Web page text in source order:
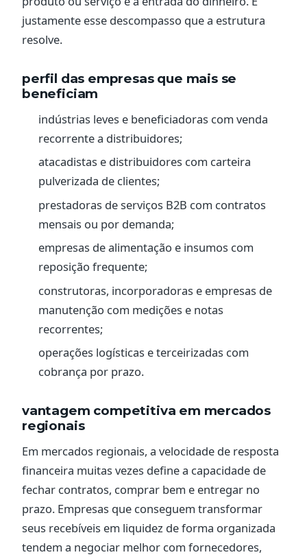
justamente esse descompasso que a estrutura
resolve.
perfil das empresas que mais se
beneficiam
indústrias leves e beneficiadoras com venda
recorrente a distribuidores;
atacadistas e distribuidores com carteira
pulverizada de clientes;
prestadoras de serviços B2B com contratos
mensais ou por demanda;
empresas de alimentação e insumos com
reposição frequente;
construtoras, incorporadoras e empresas de
manutenção com medições e notas
recorrentes;
operações logísticas e terceirizadas com
cobrança por prazo.
vantagem competitiva em mercados
regionais
Em mercados regionais, a velocidade de resposta
financeira muitas vezes define a capacidade de
fechar contratos, comprar bem e entregar no
prazo. Empresas que conseguem transformar
seus recebíveis em liquidez de forma organizada
tendem a negociar melhor com fornecedores,